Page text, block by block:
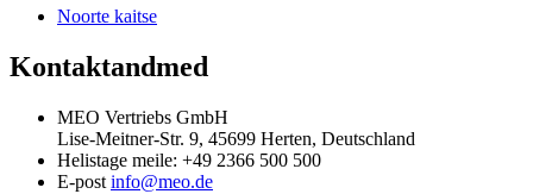
Noorte kaitse
Kontaktandmed
MEO Vertriebs GmbH
Lise-Meitner-Str. 9, 45699 Herten, Deutschland
Helistage meile: +49 2366 500 500
E-post info@meo.de